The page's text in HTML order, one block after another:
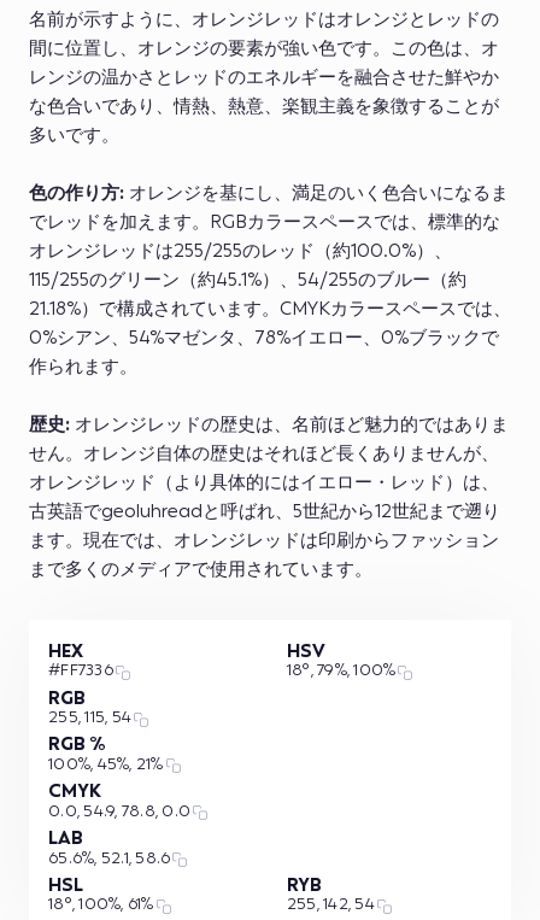
名前が示すように、オレンジレッドはオレンジとレッドの
間に位置し、オレンジの要素が強い色です。この色は、オ
レンジの温かさとレッドのエネルギーを融合させた鮮やか
な色合いであり、情熱、熱意、楽観主義を象徴することが
多いです。
色の作り方: オレンジを基にし、満足のいく色合いになるま
でレッドを加えます。RGBカラースペースでは、標準的な
オレンジレッドは255/255のレッド（約100.0%）、
115/255のグリーン（約45.1%）、54/255のブルー（約
21.18%）で構成されています。CMYKカラースペースでは、
0%シアン、54%マゼンタ、78%イエロー、0%ブラックで
作られます。
歴史: オレンジレッドの歴史は、名前ほど魅力的ではありま
せん。オレンジ自体の歴史はそれほど長くありませんが、
オレンジレッド（より具体的にはイエロー・レッド）は、
古英語でgeoluhreadと呼ばれ、5世紀から12世紀まで遡り
ます。現在では、オレンジレッドは印刷からファッション
まで多くのメディアで使用されています。
HEX
#FF7336
RGB
255, 115, 54
RGB %
100%, 45%, 21%
CMYK
0.0, 54.9, 78.8, 0.0
LAB
65.6%, 52.1, 58.6
HSL
18°, 100%, 61%
HSV
18°, 79%, 100%
RYB
255, 142, 54